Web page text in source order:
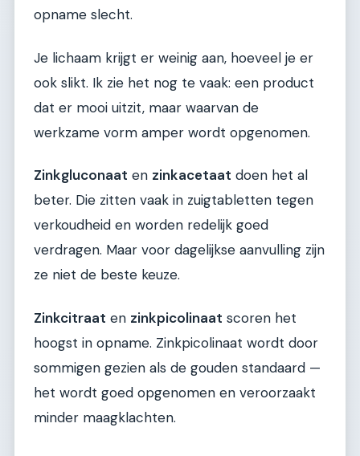
opname slecht.
Je lichaam krijgt er weinig aan, hoeveel je er
ook slikt. Ik zie het nog te vaak: een product
dat er mooi uitzit, maar waarvan de
werkzame vorm amper wordt opgenomen.
Zinkgluconaat en zinkacetaat doen het al
beter. Die zitten vaak in zuigtabletten tegen
verkoudheid en worden redelijk goed
verdragen. Maar voor dagelijkse aanvulling zijn
ze niet de beste keuze.
Zinkcitraat en zinkpicolinaat scoren het
hoogst in opname. Zinkpicolinaat wordt door
sommigen gezien als de gouden standaard —
het wordt goed opgenomen en veroorzaakt
minder maagklachten.